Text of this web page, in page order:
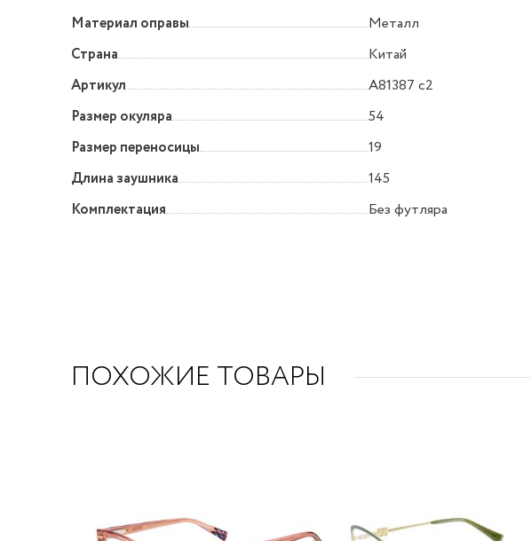
Материал оправы
Металл
Страна
Китай
Артикул
A81387 c2
Размер окуляра
54
Размер переносицы
19
Длина заушника
145
Комплектация
Без футляра
ПОХОЖИЕ ТОВАРЫ